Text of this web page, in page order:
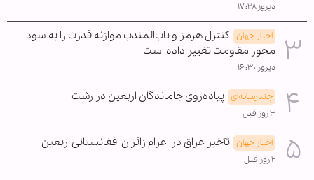
دیروز ۱۷:۲۸
اخبار جهان کنترل هرمز و باب‌المندب موازنه قدرت را به سود
محور مقاومت تغییر داده است
دیروز ۱۶:۳۰
چندرسانه‌ای پیاده‌روی جاماندگان اربعین در رشت
۳ روز قبل
اخبار جهان تأخیر عراق در اعزام زائران افغانستانی اربعین
۲ روز قبل